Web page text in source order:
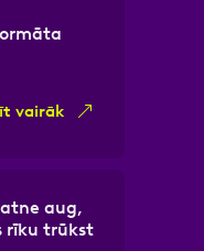
vairāk
aug,
rīku trūkst